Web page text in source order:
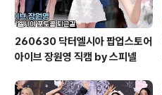
260630 닥터엘시아 팝업스토어
아이브 장원영 직캠 by 스피넬